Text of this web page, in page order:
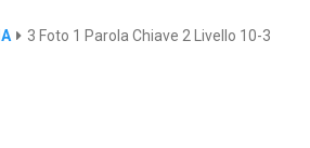
3 Foto 1 Parola Chiave 2 Livello 10-3